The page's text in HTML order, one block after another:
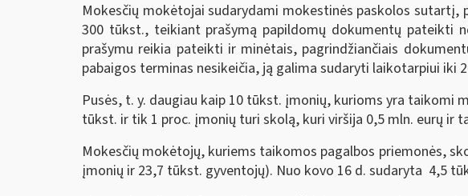
Mokesčių mokėtojai sudarydami mokestinės paskolos
300 tūkst., teikiant prašymą papildomų dokumentų pateikti
prašymu reikia pateikti ir minėtais, pagrindžiančiais
pabaigos terminas nesikeičia, ją galima sudaryti laikotarpiui iki
Pusės, t. y. daugiau kaip 10 tūkst. įmonių, kurioms yra taikomi
tūkst. ir tik 1 proc. įmonių turi skolą, kuri viršija 0,5 mln. eurų ir
Mokesčių mokėtojų, kuriems taikomos pagalbos priemonės,
įmonių ir 23,7 tūkst. gyventojų). Nuo kovo 16 d. sudaryta 4,5